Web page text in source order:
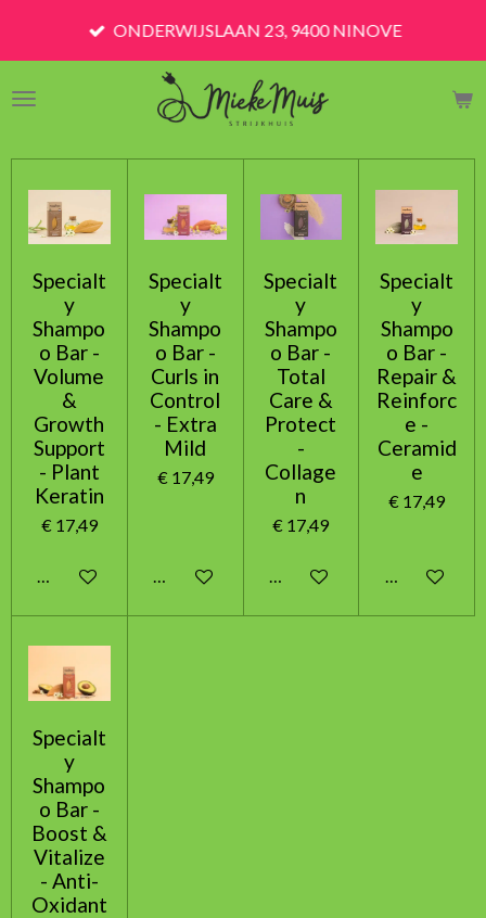
de
ONDERWIJSLAAN 23, 9400 NINOVE
Specialt
y
Shampo
o Bar -
Volume
&
Growth
Support
- Plant
Keratin
€ 17,49
In winkelwagen
Specialt
y
Shampo
o Bar -
Curls in
Control
- Extra
Mild
€ 17,49
In winkelwagen
Specialt
y
Shampo
o Bar -
Total
Care &
Protect
-
Collage
n
€ 17,49
In winkelwagen
Specialt
y
Shampo
o Bar -
Repair &
Reinforc
e -
Ceramid
e
€ 17,49
In
Specialt
y
Shampo
o Bar -
Boost &
Vitalize
- Anti-
Oxidant